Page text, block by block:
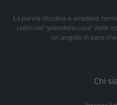
La parola d’ordine è arredare,
radici nel “prendersi cura” delle
un angolo di pace
Chi